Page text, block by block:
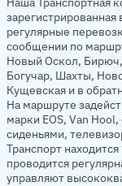
зарегистрированная
регулярные
сообщении по
Новый Оскол,
Богучар, Шахты,
Кущевская и в
На маршруте
марки EOS, Van
сиденьями,
Транспорт
проводится
управляют